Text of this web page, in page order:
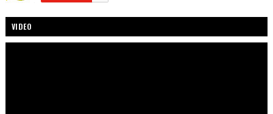
VIDEO